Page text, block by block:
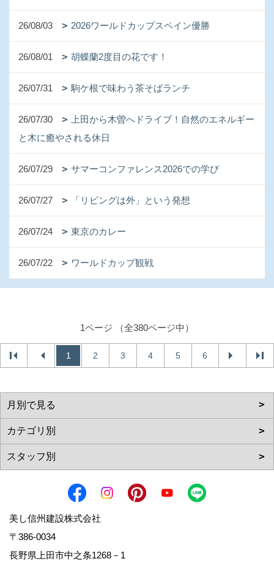
26/08/03 2026ワールドカップスペイン優勝
26/08/01 胡蝶蘭2度目の花です！
26/07/31 駒ケ根で味わう茶そばランチ
26/07/30
上田から木曽へドライブ！自然のエネルギー
と木に癒やされる休日
26/07/29 サマーコンファレンス2026での学び
26/07/27 「リビングは外」という発想
26/07/24 東京のカレー
26/07/22 ワールドカップ観戦
1ページ （全380ページ中）
1 2 3 4 5 6
美し信州建設株式会社
〒386-0034
長野県上田市中之条1268－1